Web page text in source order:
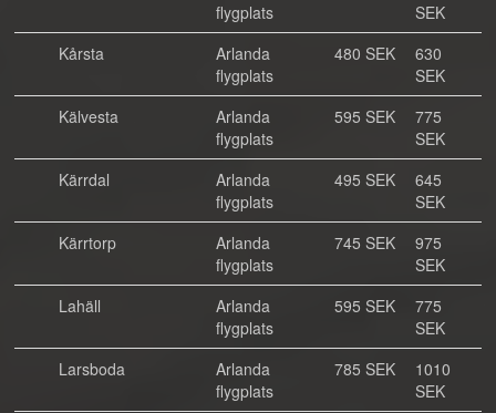
flygplats
SEK
Kårsta
Arlanda
flygplats
480 SEK
630
SEK
Kälvesta
Arlanda
flygplats
595 SEK
775
SEK
Kärrdal
Arlanda
flygplats
495 SEK
645
SEK
Kärrtorp
Arlanda
flygplats
745 SEK
975
SEK
Lahäll
Arlanda
flygplats
595 SEK
775
SEK
Larsboda
Arlanda
flygplats
785 SEK
1010
SEK